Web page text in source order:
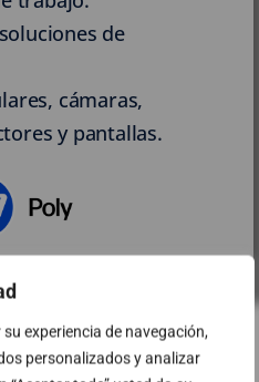
experiencia de navegación,
personalizados y analizar
de
cámaras,
y pantallas.